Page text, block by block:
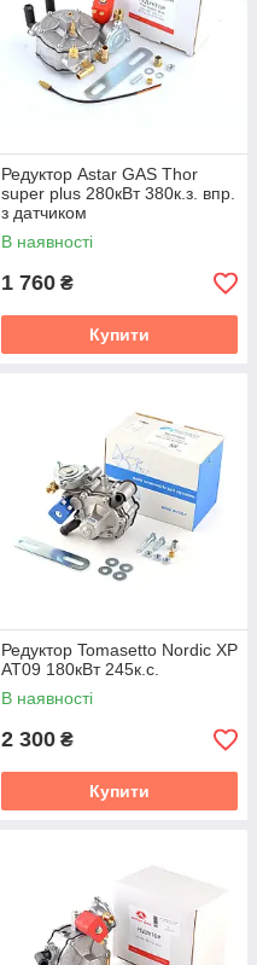
Редуктор Astar GAS Thor
super plus 280кВт 380к.з. впр.
з датчиком
В наявності
1 760 ₴
Купити
Редуктор Tomasetto Nordic XP
АТ09 180кВт 245к.с.
В наявності
2 300 ₴
Купити